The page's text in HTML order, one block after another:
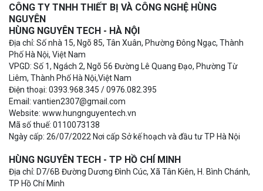
CÔNG TY TNHH THIẾT BỊ VÀ CÔNG NGHỆ HÙNG
NGUYÊN
HÙNG NGUYÊN TECH - HÀ NỘI
Địa chỉ: Số nhà 15, Ngõ 85, Tân Xuân, Phường Đông Ngạc, Thành
Phố Hà Nội, Việt Nam
VPGD: Số 1, Ngách 2, Ngõ 56 Đường Lê Quang Đạo, Phường Từ
Liêm, Thành Phố Hà Nội,Việt Nam
Điện thoại: 0393.968.345 / 0976.082.395
Email: vantien2307@gmail.com
Website: www.hungnguyentech.vn
Mã số thuế: 0110073138
Ngày cấp: 26/07/2022 Nơi cấp Sở kế hoạch và đầu tư TP Hà Nội
HÙNG NGUYÊN TECH - TP HỒ CHÍ MINH
Địa chỉ: D7/6B Đường Dương Đình Cúc, Xã Tân Kiên, H. Bình Chánh,
TP Hồ Chí Minh